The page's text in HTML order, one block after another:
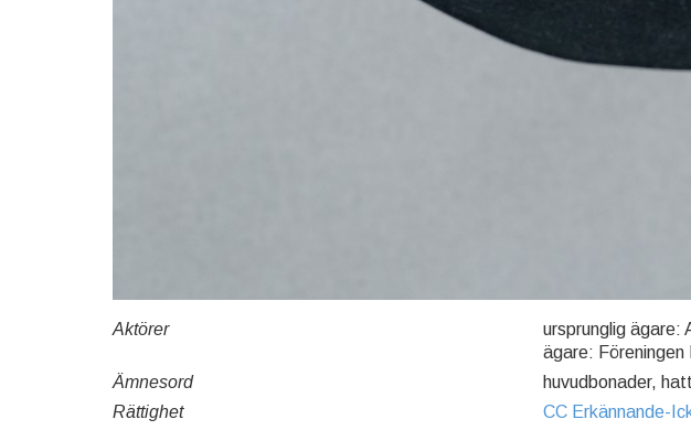
Aktörer
ursprunglig ägare:
ägare: Föreningen
Ämnesord
huvudbonader,
Rättighet
CC Erkännande-